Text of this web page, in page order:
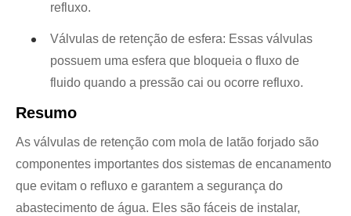
refluxo.
Válvulas de retenção de esfera: Essas válvulas
possuem uma esfera que bloqueia o fluxo de
fluido quando a pressão cai ou ocorre refluxo.
Resumo
As válvulas de retenção com mola de latão forjado são
componentes importantes dos sistemas de encanamento
que evitam o refluxo e garantem a segurança do
abastecimento de água. Eles são fáceis de instalar,